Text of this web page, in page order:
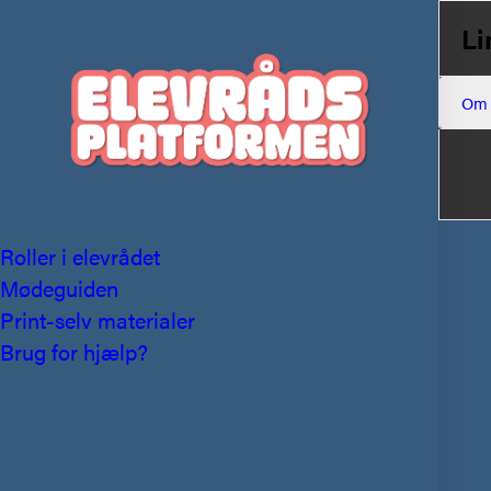
Roller i elevrådet
Mødeguiden
Print-selv materialer
Brug for hjælp?
Om